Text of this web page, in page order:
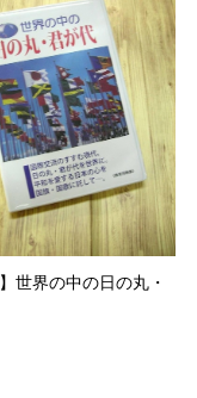
】世界の中の日の丸・